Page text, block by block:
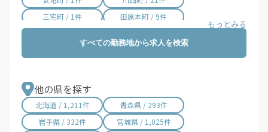
三宅町 / 1件
田原本町 / 9件
明日香村 / 2件
上牧町 / 1件
河合町 / 1件
大淀町 / 6件
下市町 / 1件
十津川村 / 1件
東吉野村 / 1件
すべての勤務地から求人を検索
他の県を探す
北海道 / 1,211件
青森県 / 293件
岩手県 / 332件
宮城県 / 1,025件